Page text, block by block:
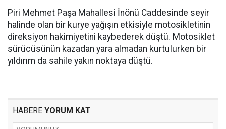
Piri Mehmet Paşa Mahallesi İnönü Caddesinde seyir
halinde olan bir kurye yağışın etkisiyle motosikletinin
direksiyon hakimiyetini kaybederek düştü. Motosiklet
sürücüsünün kazadan yara almadan kurtulurken bir
yıldırım da sahile yakın noktaya düştü.
HABERE YORUM KAT